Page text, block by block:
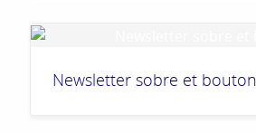
Newsletter sobre et bouton